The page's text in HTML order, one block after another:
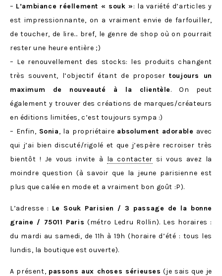
– L’ambiance réellement « souk »: la variété d’articles y
est impressionnante, on a vraiment envie de farfouiller,
de toucher, de lire… bref, le genre de shop où on pourrait
rester une heure entière ;)
– Le renouvellement des stocks: les produits changent
très souvent, l’objectif étant de proposertoujours un
maximum de nouveauté à la clientèle. On peut
également y trouver des créations de marques/créateurs
en éditions limitées, c’est toujours sympa :)
– Enfin, Sonia, la propriétaire absolument adorable avec
qui j’ai bien discuté/rigolé et que j’espère recroiser très
bientôt ! Je vous invite à la contacter si vous avez la
moindre question (à savoir que la jeune parisienne est
plus que calée en mode et a vraiment bon goût :P).
L’adresse : Le Souk Parisien / 3 passage de la bonne
graine / 75011 Paris (métro Ledru Rollin). Les horaires :
du mardi au samedi, de 11h à 19h (horaire d’été : tous les
lundis, la boutique est ouverte).
A présent, passons aux choses sérieuses (je sais que je